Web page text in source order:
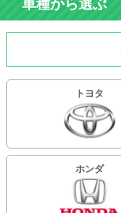
車種から選ぶ
トヨタ
ホンダ